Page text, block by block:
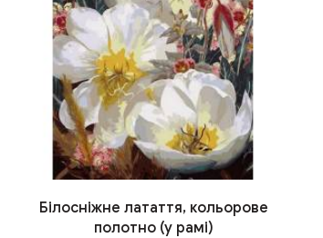
Білосніжне латаття, кольорове
полотно (у рамі)